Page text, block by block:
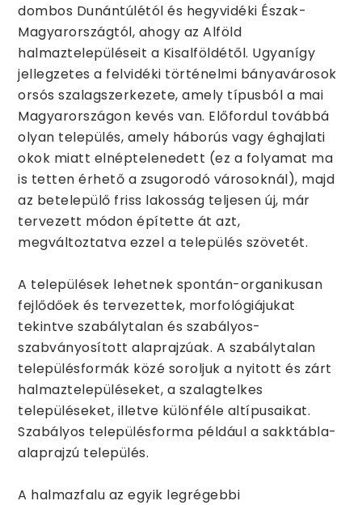
dombos Dunántúlétól és hegyvidéki Észak-
Magyarországtól, ahogy az Alföld
halmaztelepüléseit a Kisalföldétől. Ugyanígy
jellegzetes a felvidéki történelmi bányavárosok
orsós szalagszerkezete, amely típusból a mai
Magyarországon kevés van. Előfordul továbbá
olyan település, amely háborús vagy éghajlati
okok miatt elnéptelenedett (ez a folyamat ma
is tetten érhető a zsugorodó városoknál), majd
az betelepülő friss lakosság teljesen új, már
tervezett módon építette át azt,
megváltoztatva ezzel a település szövetét.
A települések lehetnek spontán-organikusan
fejlődőek és tervezettek, morfológiájukat
tekintve szabálytalan és szabályos-
szabványosított alaprajzúak. A szabálytalan
településformák közé soroljuk a nyitott és zárt
halmaztelepüléseket, a szalagtelkes
településeket, illetve különféle altípusaikat.
Szabályos településforma például a sakktábla-
alaprajzú település.
A halmazfalu az egyik legrégebbi